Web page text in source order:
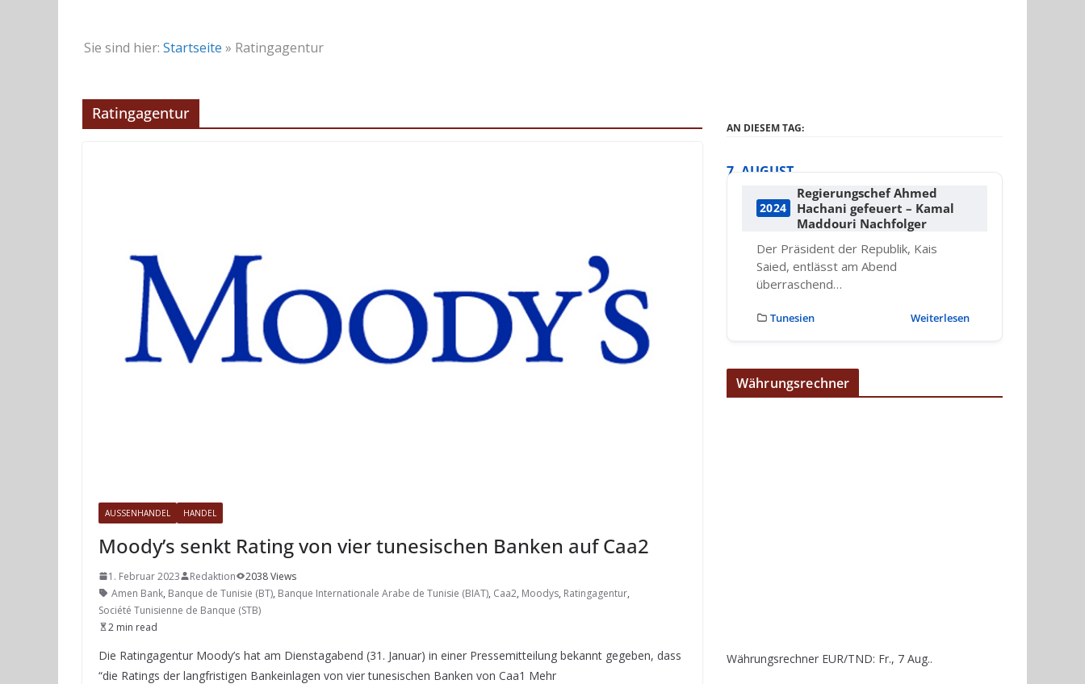
Sie sind hier: Startseite » Ratingagentur
Ratingagentur
AUSSENHANDEL HANDEL
Moody’s senkt Rating von vier tunesischen Banken auf Caa2
1. Februar 2023 Redaktion
2038 Views
Amen Bank, Banque de Tunisie (BT), Banque Internationale Arabe de Tunisie (BIAT), Caa2, Moodys, Ratingagentur,
Société Tunisienne de Banque (STB)
2 min read
Die Ratingagentur Moody’s hat am Dienstagabend (31. Januar) in einer Pressemitteilung bekannt gegeben, dass
“die Ratings der langfristigen Bankeinlagen von vier tunesischen Banken von Caa1 Mehr
AN DIESEM TAG:
7. AUGUST
2024
Regierungschef Ahmed
Hachani gefeuert – Kamal
Maddouri Nachfolger
Der Präsident der Republik, Kais
Saied, entlässt am Abend
überraschend…
Tunesien Weiterlesen
Währungsrechner
Währungsrechner EUR/TND: Fr., 7 Aug..